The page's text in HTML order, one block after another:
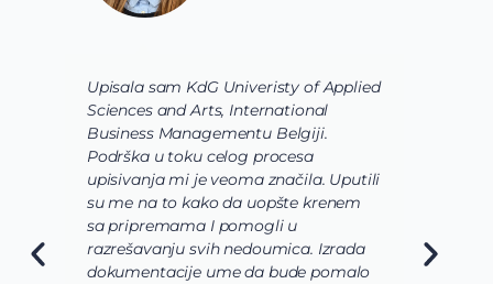
Upisala sam KdG Univeristy of Applied
Sciences and Arts, International
Business Managementu Belgiji.
Podrška u toku celog procesa
upisivanja mi je veoma značila. Uputili
su me na to kako da uopšte krenem
sa pripremama I pomogli u
razrešavanju svih nedoumica. Izrada
dokumentacije ume da bude pomalo